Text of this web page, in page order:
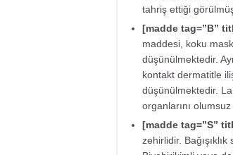
tahriş ettiği
[madde tag=”B”
maddesi, koku
düşünülmektedir.
kontakt dermatitle
düşünülmektedir.
organlarını
[madde tag=”S”
zehirlidir.